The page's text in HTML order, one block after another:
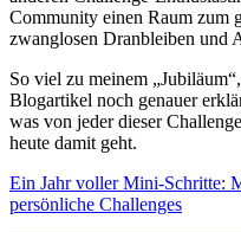
Community einen Raum zum
zwanglosen Dranbleiben und
So viel zu meinem
Blogartikel noch genauer
was von jeder dieser
heute damit geht.
Ein Jahr voller Mini-Schritte:
persönliche Challenges